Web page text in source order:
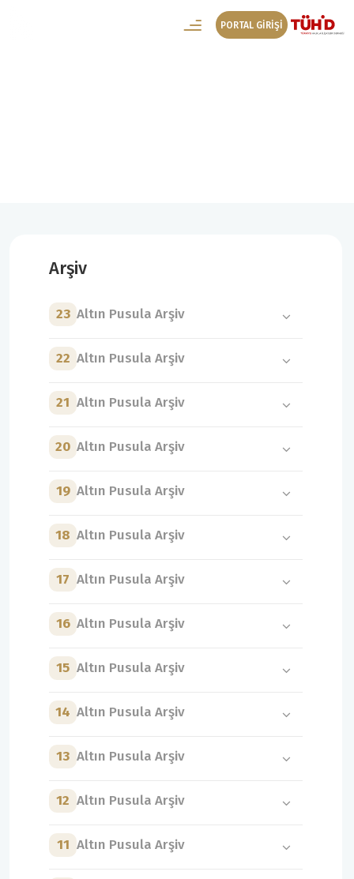
PORTAL GİRİŞİ
Arşiv
23 Altın Pusula Arşiv
22 Altın Pusula Arşiv
21 Altın Pusula Arşiv
20 Altın Pusula Arşiv
19 Altın Pusula Arşiv
18 Altın Pusula Arşiv
17 Altın Pusula Arşiv
16 Altın Pusula Arşiv
15 Altın Pusula Arşiv
14 Altın Pusula Arşiv
13 Altın Pusula Arşiv
12 Altın Pusula Arşiv
11 Altın Pusula Arşiv